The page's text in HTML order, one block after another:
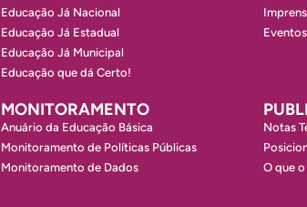
Educação Já Nacional
Educação Já Estadual
Educação Já Municipal
Educação que dá Certo!
Eventos
MONITORAMENTO
Anuário da Educação Básica
Monitoramento de Políticas Públicas
Monitoramento de Dados
Notas
O que o